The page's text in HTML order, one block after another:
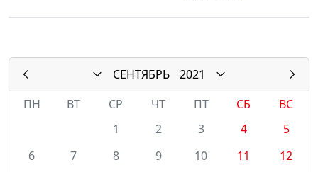
СЕНТЯБРЬ
2021
ПН
ВТ СР ЧТ ПТ СБ
ВС
1
2 3 4
5
6
7 8 9 10 11
12